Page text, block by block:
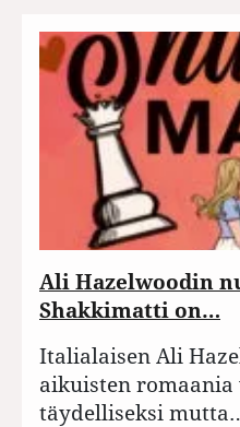
Ali Hazelwoodin
Shakkimatti on…
Italialaisen Ali
aikuisten
täydelliseksi